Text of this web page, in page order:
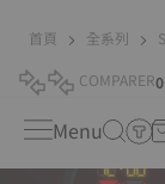
首頁 全系列
COMPARER0
Menu